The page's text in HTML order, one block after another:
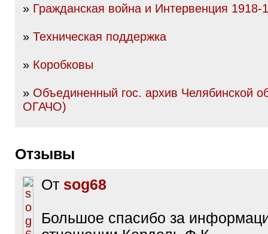
» Гражданская война и Интервенция 1918-
» Техническая поддержка
» Коробковы
» Объединенный гос. архив Челябинской
ОГАЧО)
Отзывы
От sog68
Большое спасибо за